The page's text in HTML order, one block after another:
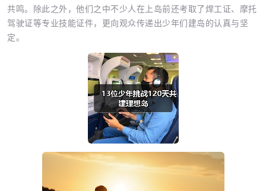
共鸣。除此之外，他们之中不少人在上岛前还考取了焊工证、摩托
驾驶证等专业技能证件，更向观众传递出少年们建岛的认真与坚
定。